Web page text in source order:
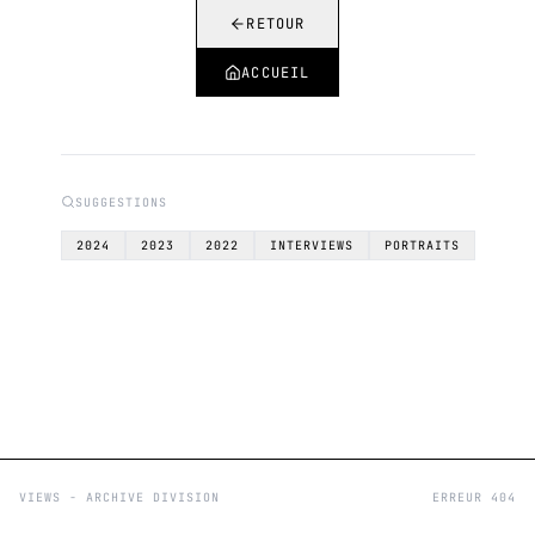
RETOUR
ACCUEIL
SUGGESTIONS
2024 2023 2022 INTERVIEWS PORTRAITS
VIEWS - ARCHIVE DIVISION ERREUR 404